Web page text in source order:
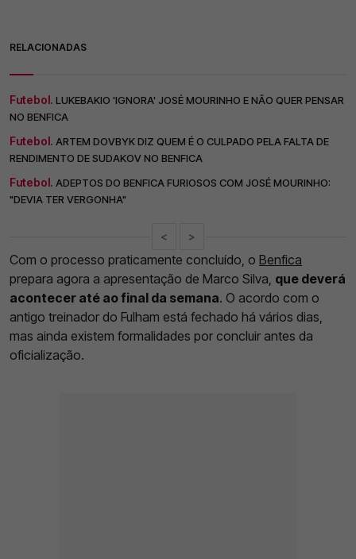
RELACIONADAS
Futebol. LUKEBAKIO 'IGNORA' JOSÉ MOURINHO E NÃO QUER PENSAR
NO BENFICA
Futebol. ARTEM DOVBYK DIZ QUEM É O CULPADO PELA FALTA DE
RENDIMENTO DE SUDAKOV NO BENFICA
Futebol. ADEPTOS DO BENFICA FURIOSOS COM JOSÉ MOURINHO:
"DEVIA TER VERGONHA"
< >
Com o processo praticamente concluído, o Benfica
prepara agora a apresentação de Marco Silva, que deverá
acontecer até ao final da semana. O acordo com o
antigo treinador do Fulham está fechado há vários dias,
mas ainda existem formalidades por concluir antes da
oficialização.